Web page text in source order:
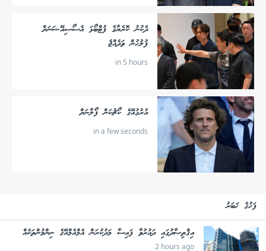
ދެކުނު ކޮރެޔާގެ ފުޓްބޯޅަ އެސޯސިއޭޝަނަށް
ފުލުހުން ވަދެއްޖެ
in 5 hours
އުރުގުއޭގެ ކޯޗުކަން ފޯލާނަށް
in a few seconds
ފަހުގެ ޚަބަރު
އިޤްތިޞާދުގައި ދައުރުވާ ފައިސާ މަދުކުރަން އެމްއެމްއޭގެ ނިންމުންތަކެއް
2 hours ago